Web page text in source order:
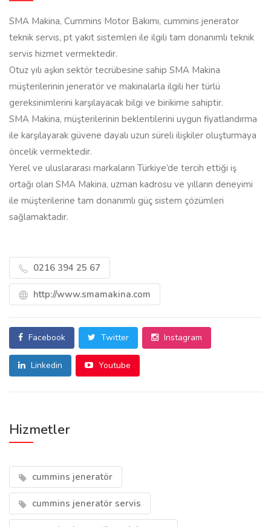
SMA Makina, Cummins Motor Bakımı, cummins jenerator
teknik servis, pt yakıt sistemleri ile ilgili tam donanımlı teknik
servis hizmet vermektedir.
Otuz yılı aşkın sektör tecrübesine sahip SMA Makina
müşterilerinin jeneratör ve makinalarla ilgili her türlü
gereksinimlerini karşılayacak bilgi ve birikime sahiptir.
SMA Makina, müşterilerinin beklentilerini uygun fiyatlandırma
ile karşılayarak güvene dayalı uzun süreli ilişkiler oluşturmaya
öncelik vermektedir.
Yerel ve uluslararası markaların Türkiye’de tercih ettiği iş
ortağı olan SMA Makina, uzman kadrosu ve yılların deneyimi
ile müşterilerine tam donanımlı güç sistem çözümleri
sağlamaktadır.
0216 394 25 67
http://www.smamakina.com
Facebook Twitter Instagram
Linkedin Youtube
Hizmetler
cummins jeneratör
cummins jeneratör servis